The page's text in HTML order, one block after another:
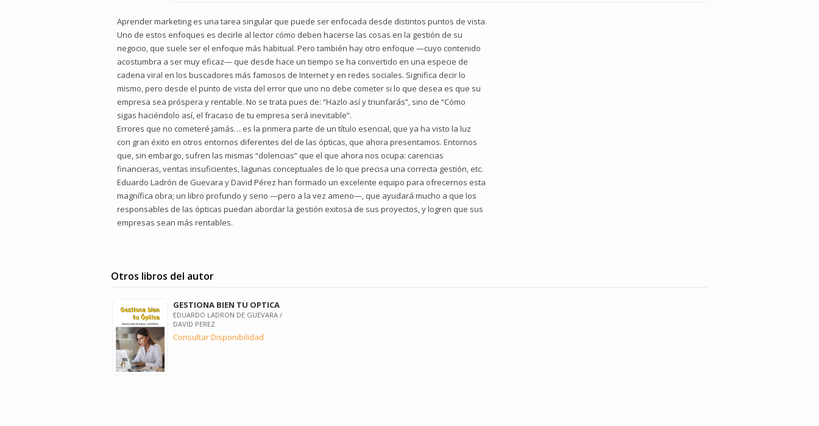
Aprender marketing es una tarea singular que puede ser enfocada desde distintos puntos de vista.
Uno de estos enfoques es decirle al lector cómo deben hacerse las cosas en la gestión de su
negocio, que suele ser el enfoque más habitual. Pero también hay otro enfoque —cuyo contenido
acostumbra a ser muy eficaz— que desde hace un tiempo se ha convertido en una especie de
cadena viral en los buscadores más famosos de Internet y en redes sociales. Significa decir lo
mismo, pero desde el punto de vista del error que uno no debe cometer si lo que desea es que su
empresa sea próspera y rentable. No se trata pues de: “Hazlo así y triunfarás”, sino de “Cómo
sigas haciéndolo así, el fracaso de tu empresa será inevitable”.
Errores que no cometeré jamás… es la primera parte de un título esencial, que ya ha visto la luz
con gran éxito en otros entornos diferentes del de las ópticas, que ahora presentamos. Entornos
que, sin embargo, sufren las mismas “dolencias” que el que ahora nos ocupa: carencias
financieras, ventas insuficientes, lagunas conceptuales de lo que precisa una correcta gestión, etc.
Eduardo Ladrón de Guevara y David Pérez han formado un excelente equipo para ofrecernos esta
magnífica obra; un libro profundo y serio —pero a la vez ameno—, que ayudará mucho a que los
responsables de las ópticas puedan abordar la gestión exitosa de sus proyectos, y logren que sus
empresas sean más rentables.
Otros libros del autor
GESTIONA BIEN TU OPTICA
EDUARDO LADRON DE GUEVARA /
DAVID PEREZ
Consultar Disponibilidad